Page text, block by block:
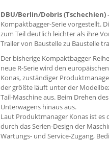
DBU/Berlin/Dobris (Tschechien)
Kompaktbagger-Serie vorgestellt.
zum Teil deutlich leichter als ihre
Trailer von Baustelle zu Baustelle
Der bisherige Kompaktbagger-
neue R-Serie wird den
Konas, zuständiger
der größte läuft unter der
Tail-Maschine aus. Beim Drehen
Unterwagens hinaus aus.
Laut Produktmanager Konas ist
durch das Serien-Design der
Wartungs- und Service-Zugang,